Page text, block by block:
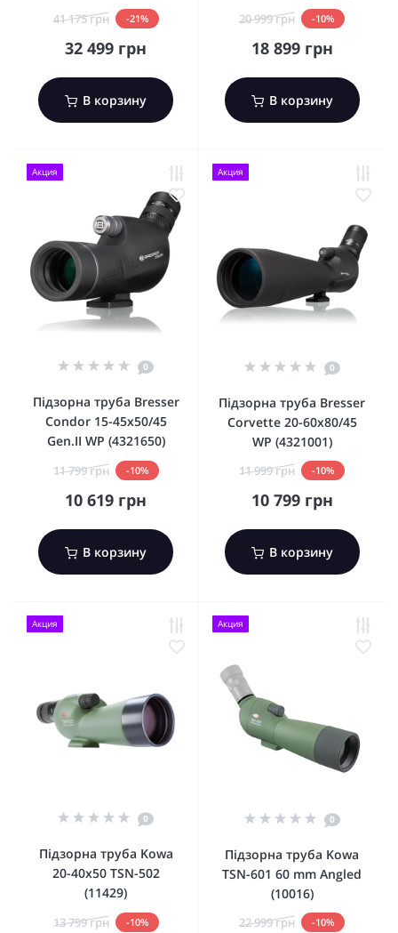
41 175 грн -21%
32 499 грн
В корзину
20 999 грн -10%
18 899 грн
В корзину
Акция
0
Підзорна труба Bresser
Condor 15-45x50/45
Gen.II WP (4321650)
11 799 грн -10%
10 619 грн
В корзину
Акция
0
Підзорна труба Bresser
Corvette 20-60x80/45
WP (4321001)
11 999 грн -10%
10 799 грн
В корзину
Акция
0
Підзорна труба Kowa
20-40x50 TSN-502
(11429)
13 799 грн -10%
Акция
0
Підзорна труба Kowa
TSN-601 60 mm Angled
(10016)
22 999 грн -10%